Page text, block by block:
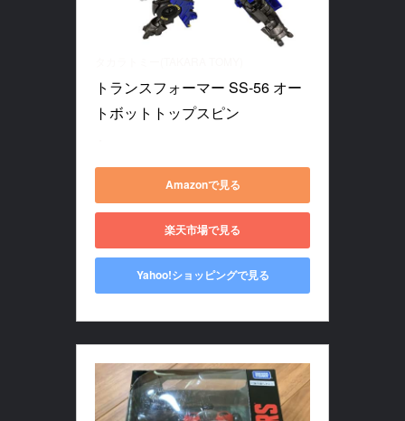
トランスフォーマー SS-56 オー
トボットトップスピン
Amazonで見る
楽天市場で見る
Yahoo!ショッピングで見る